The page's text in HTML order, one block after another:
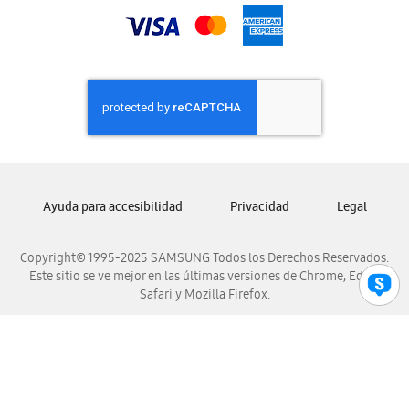
Samsung Nicaragua
Samsung Panamá
Samsung República Dominicana
Samsung Venezuela
Copyright© 1995-2025 SAMSUNG Todos los Derechos Reservados.
Este sitio se ve mejor en las últimas versiones de Chrome, Edge,
Safari y Mozilla Firefox.
Ayuda para accesibilidad Privacidad Legal